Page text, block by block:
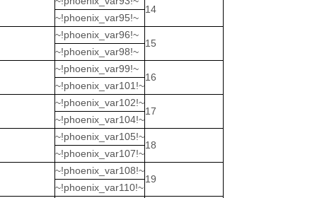
14
~!phoenix_var95!~
15
~!phoenix_var96!~
~!phoenix_var98!~
16
~!phoenix_var99!~
~!phoenix_var101!~
17
~!phoenix_var102!~
~!phoenix_var104!~
18
~!phoenix_var105!~
~!phoenix_var107!~
19
~!phoenix_var108!~
~!phoenix_var110!~